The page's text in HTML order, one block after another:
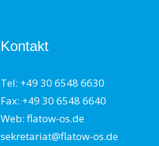
Kontakt
Tel: +49 30 6548 6630
Fax: +49 30 6548 6640
Web: flatow-os.de
sekretariat@flatow-os.de